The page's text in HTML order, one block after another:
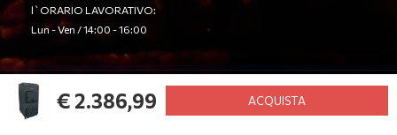
€ 2.386,99 ACQUISTA
l`ORARIO LAVORATIVO:
Lun - Ven / 14:00 - 16:00
© Energy Economy LTD 2023. Tutti i diritti riservati.